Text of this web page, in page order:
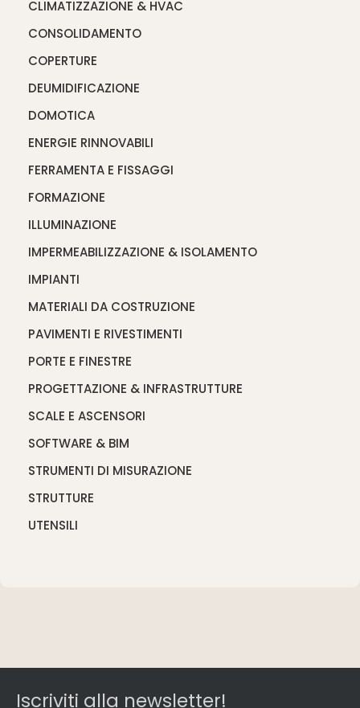
CLIMATIZZAZIONE & HVAC
CONSOLIDAMENTO
COPERTURE
DEUMIDIFICAZIONE
DOMOTICA
ENERGIE RINNOVABILI
FERRAMENTA E FISSAGGI
FORMAZIONE
ILLUMINAZIONE
IMPERMEABILIZZAZIONE & ISOLAMENTO
IMPIANTI
MATERIALI DA COSTRUZIONE
PAVIMENTI E RIVESTIMENTI
PORTE E FINESTRE
PROGETTAZIONE & INFRASTRUTTURE
SCALE E ASCENSORI
SOFTWARE & BIM
STRUMENTI DI MISURAZIONE
STRUTTURE
UTENSILI
Iscriviti alla newsletter!